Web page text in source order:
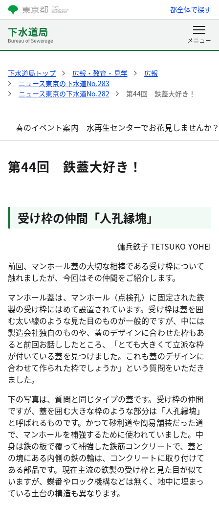
都全体で探す
下水道局トップ 広報・教育・見学
広報
ニュース東京の下水道No.283
ニュース東京の下水道No.282
第44回 鉄蓋大好き！
春のイベント案内 水再生センターでお花見しませんか
第44回 鉄蓋大好き！
受け枠の仲間「人孔縁塊」
傭兵鉄子 TETSUKO YOHEI
前回、マンホール蓋の大切な相棒である受け枠について
触れましたが、今回はその仲間をご紹介します。
マンホール蓋は、マンホール（点検孔）に固定された鉄
製の受け枠にはめて設置されています。受け枠は蓋を囲
む太い線のような見た目のものが一般的ですが、中には
製造会社独自のものや、蓋のデザインに合わせた枠もあ
ると前回お話ししたところ、「とても大きくて立派な枠
が付いている蓋を見つけました。これも蓋のデザインに
合わせて作られた枠でしょうか」という質問をいただき
ました。
下の写真は、質問と同じタイプの蓋です。受け枠の仲間
ですが、蓋を囲む大きな枠のような部分は「人孔縁塊」
と呼ばれるものです。かつて砂利道や簡易舗装だった道
で、マンホールを補強するために使われていました。中
身は鉄の板で覆って補強した鉄筋コンクリートで、蓋と
の境にある内側の鉄の輪は、コンクリートに取り付けて
ある部品です。現在主流の鉄製の受け枠と見た目が似て
いますが、蝶番やロック機構などは無く、地中に埋まっ
ている土台の構造も異なります。